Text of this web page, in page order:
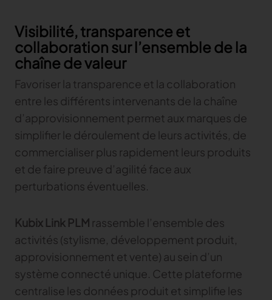
Visibilité, transparence et
collaboration sur l’ensemble de la
chaîne de valeur
Favoriser la transparence et la collaboration
entre les différents intervenants de la chaîne
d’approvisionnement permet aux marques de
simplifier le déroulement de leurs activités, de
commercialiser plus rapidement leurs produits
et de faire preuve d’agilité face aux
perturbations éventuelles.
Kubix Link PLM rassemble l’ensemble des
activités (stylisme, développement produit,
approvisionnement et vente) au sein d’un
système connecté unique. Cette plateforme
centralise les données produit et simplifie les